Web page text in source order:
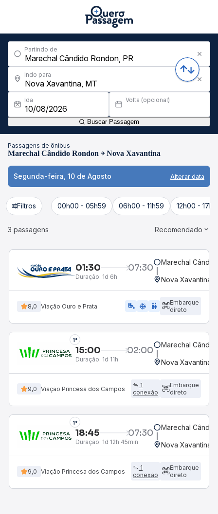
Partindo de
Indo para
Ida Volta (opcional)
Buscar Passagem
Passagens de ônibus
Marechal Cândido Rondon Nova Xavantina
Segunda-feira, 10 de Agosto Alterar data
Filtros 00h00 - 05h59 06h00 - 11h59 12h00 -
3 passagens Recomendado
01:30 07:30
Duração: 1d 6h
Marechal
Nova Xavantina,
8,0 Viação Ouro e Prata airline_seat_legroom_extra ac_unit WC
Embarque
direto
1°
15:00 02:00
Duração: 1d 11h
Marechal
Nova Xavantina,
9,0 Viação Princesa dos Campos
1
conexão
Embarque
direto
1°
18:45 07:30
Duração: 1d 12h 45min
Marechal
Nova Xavantina,
9,0 Viação Princesa dos Campos
1
conexão
Embarque
direto